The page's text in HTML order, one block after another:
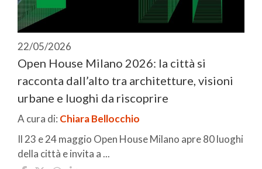
22/05/2026
Open House Milano 2026: la città si
racconta dall’alto tra architetture, visioni
urbane e luoghi da riscoprire
A cura di: Chiara Bellocchio
Il 23 e 24 maggio Open House Milano apre 80 luoghi
della città e invita a ...